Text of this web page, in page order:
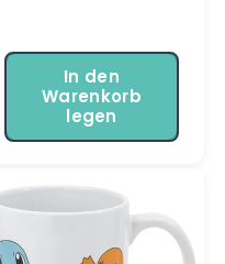
In den
Warenkorb
legen